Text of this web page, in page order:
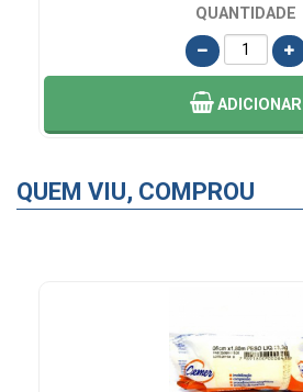
QUANTIDADE
ADICIONAR
QUEM VIU, COMPROU